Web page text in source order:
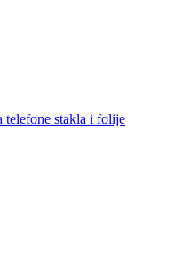
telefone stakla i folije